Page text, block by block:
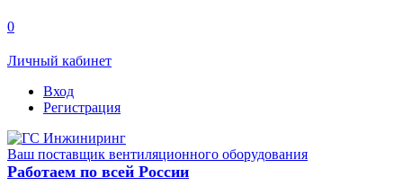
0
Личный кабинет
Вход
Регистрация
Ваш поставщик вентиляционного оборудования
Работаем по всей России